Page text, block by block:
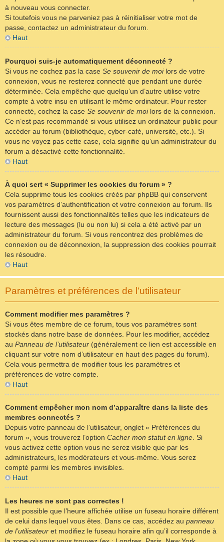
à nouveau vous connecter.
Si toutefois vous ne parveniez pas à réinitialiser votre mot de
passe, contactez un administrateur du forum.
Haut
Pourquoi suis-je automatiquement déconnecté ?
Si vous ne cochez pas la case Se souvenir de moilors de votre
connexion, vous ne resterez connecté que pendant une durée
déterminée. Cela empêche que quelqu’un d’autre utilise votre
compte à votre insu en utilisant le même ordinateur. Pour rester
connecté, cochez la case Se souvenir de moilors de la connexion.
Ce n’est pas recommandé si vous utilisez un ordinateur public pour
accéder au forum (bibliothèque, cyber-café, université, etc.). Si
vous ne voyez pas cette case, cela signifie qu’un administrateur du
forum a désactivé cette fonctionnalité.
Haut
À quoi sert « Supprimer les cookies du forum » ?
Cela supprime tous les cookies créés par phpBB qui conservent
vos paramètres d’authentification et votre connexion au forum. Ils
fournissent aussi des fonctionnalités telles que les indicateurs de
lecture des messages (lu ou non lu) si cela a été activé par un
administrateur du forum. Si vous rencontrez des problèmes de
connexion ou de déconnexion, la suppression des cookies pourrait
les résoudre.
Haut
Paramètres et préférences de l’utilisateur
Comment modifier mes paramètres ?
Si vous êtes membre de ce forum, tous vos paramètres sont
stockés dans notre base de données. Pour les modifier, accédez
au Panneau de l’utilisateur (généralement ce lien est accessible en
cliquant sur votre nom d’utilisateur en haut des pages du forum).
Cela vous permettra de modifier tous les paramètres et
préférences de votre compte.
Haut
Comment empêcher mon nom d’apparaître dans la liste des
membres connectés ?
Depuis votre panneau de l’utilisateur, onglet « Préférences du
forum », vous trouverez l’option Cacher mon statut en ligne. Si
vous activez cette option vous ne serez visible que par les
administrateurs, les modérateurs et vous-même. Vous serez
compté parmi les membres invisibles.
Haut
Les heures ne sont pas correctes !
Il est possible que l’heure affichée utilise un fuseau horaire différent
de celui dans lequel vous êtes. Dans ce cas, accédez au panneau
de l’utilisateur et modifiez le fuseau horaire afin qu’il corresponde à